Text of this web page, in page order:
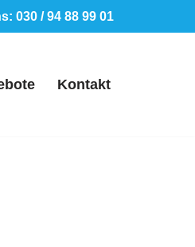
030 / 94 88 99 01
Kontakt